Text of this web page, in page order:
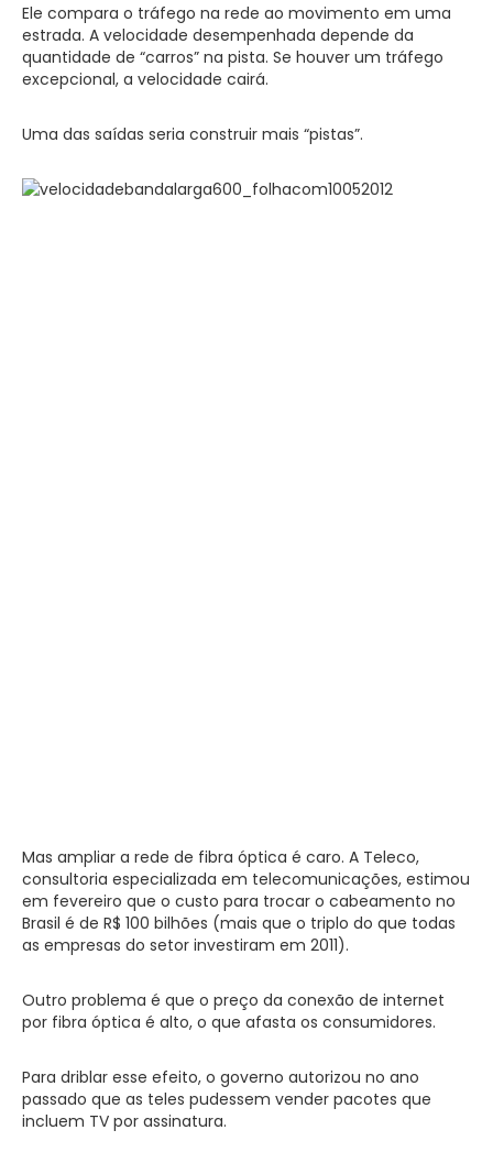
Ele compara o tráfego na rede ao movimento em uma
estrada. A velocidade desempenhada depende da
quantidade de “carros” na pista. Se houver um tráfego
excepcional, a velocidade cairá.
Uma das saídas seria construir mais “pistas”.
Mas ampliar a rede de fibra óptica é caro. A Teleco,
consultoria especializada em telecomunicações, estimou
em fevereiro que o custo para trocar o cabeamento no
Brasil é de R$ 100 bilhões (mais que o triplo do que todas
as empresas do setor investiram em 2011).
Outro problema é que o preço da conexão de internet
por fibra óptica é alto, o que afasta os consumidores.
Para driblar esse efeito, o governo autorizou no ano
passado que as teles pudessem vender pacotes que
incluem TV por assinatura.